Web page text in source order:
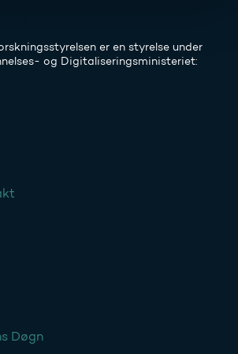
er en styrelse under
og Digitaliseringsministeriet:
Døgn